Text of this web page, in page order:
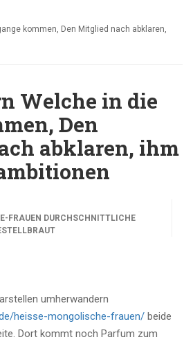
kommen, Den Mitglied nach abklaren,
Welche in die
Den
abklaren, ihm
FRAUEN DURCHSCHNITTLICHE
umherwandern
heisse-mongolische-frauen/ beide
Dort kommt noch Parfum zum